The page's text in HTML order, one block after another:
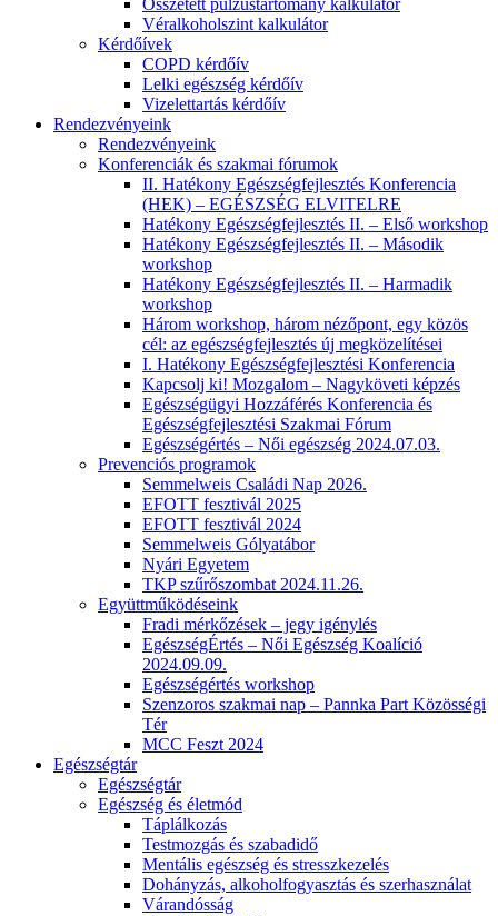
Összetett pulzustartomány kalkulátor
Véralkoholszint kalkulátor
Kérdőívek
COPD kérdőív
Lelki egészség kérdőív
Vizelettartás kérdőív
Rendezvényeink
Rendezvényeink
Konferenciák és szakmai fórumok
II. Hatékony Egészségfejlesztés Konferencia
(HEK) – EGÉSZSÉG ELVITELRE
Hatékony Egészségfejlesztés II. – Első workshop
Hatékony Egészségfejlesztés II. – Második
workshop
Hatékony Egészségfejlesztés II. – Harmadik
workshop
Három workshop, három nézőpont, egy közös
cél: az egészségfejlesztés új megközelítései
I. Hatékony Egészségfejlesztési Konferencia
Kapcsolj ki! Mozgalom – Nagyköveti képzés
Egészségügyi Hozzáférés Konferencia és
Egészségfejlesztési Szakmai Fórum
Egészségértés – Női egészség 2024.07.03.
Prevenciós programok
Semmelweis Családi Nap 2026.
EFOTT fesztivál 2025
EFOTT fesztivál 2024
Semmelweis Gólyatábor
Nyári Egyetem
TKP szűrőszombat 2024.11.26.
Együttműködéseink
Fradi mérkőzések – jegy igénylés
EgészségÉrtés – Női Egészség Koalíció
2024.09.09.
Egészségértés workshop
Szenzoros szakmai nap – Pannka Part Közösségi
Tér
MCC Feszt 2024
Egészségtár
Egészségtár
Egészség és életmód
Táplálkozás
Testmozgás és szabadidő
Mentális egészség és stresszkezelés
Dohányzás, alkoholfogyasztás és szerhasználat
Várandósság